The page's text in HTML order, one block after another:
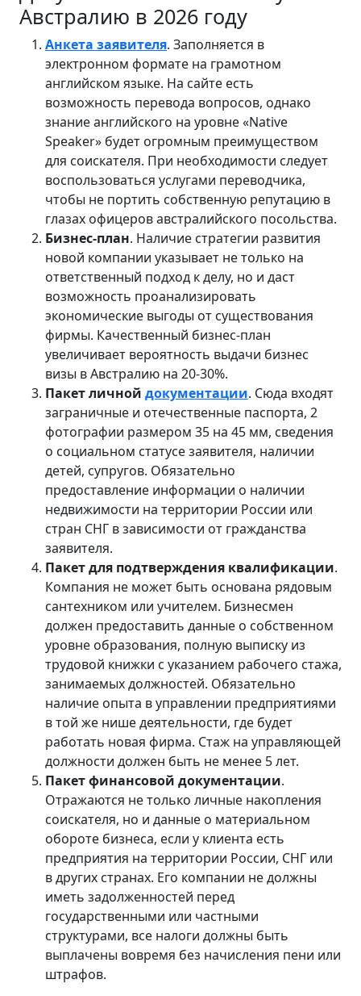
Австралию в 2026 году
Анкета заявителя. Заполняется в
электронном формате на грамотном
английском языке. На сайте есть
возможность перевода вопросов, однако
знание английского на уровне «Native
Speaker» будет огромным преимуществом
для соискателя. При необходимости следует
воспользоваться услугами переводчика,
чтобы не портить собственную репутацию в
глазах офицеров австралийского посольства.
Бизнес-план. Наличие стратегии развития
новой компании указывает не только на
ответственный подход к делу, но и даст
возможность проанализировать
экономические выгоды от существования
фирмы. Качественный бизнес-план
увеличивает вероятность выдачи бизнес
визы в Австралию на 20-30%.
Пакет личной документации. Сюда входят
заграничные и отечественные паспорта, 2
фотографии размером 35 на 45 мм, сведения
о социальном статусе заявителя, наличии
детей, супругов. Обязательно
предоставление информации о наличии
недвижимости на территории России или
стран СНГ в зависимости от гражданства
заявителя.
Пакет для подтверждения квалификации.
Компания не может быть основана рядовым
сантехником или учителем. Бизнесмен
должен предоставить данные о собственном
уровне образования, полную выписку из
трудовой книжки с указанием рабочего стажа,
занимаемых должностей. Обязательно
наличие опыта в управлении предприятиями
в той же нише деятельности, где будет
работать новая фирма. Стаж на управляющей
должности должен быть не менее 5 лет.
Пакет финансовой документации.
Отражаются не только личные накопления
соискателя, но и данные о материальном
обороте бизнеса, если у клиента есть
предприятия на территории России, СНГ или
в других странах. Его компании не должны
иметь задолженностей перед
государственными или частными
структурами, все налоги должны быть
выплачены вовремя без начисления пени или
штрафов.